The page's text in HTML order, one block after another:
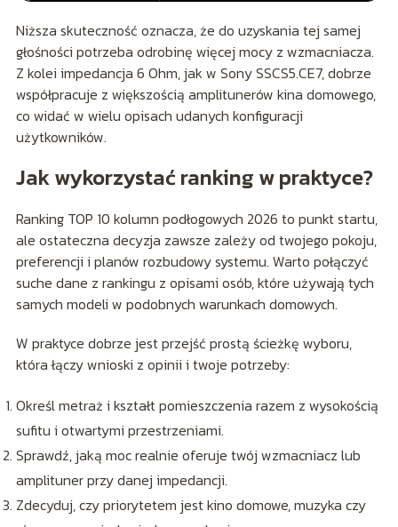
Niższa skuteczność oznacza, że do uzyskania tej samej
głośności potrzeba odrobinę więcej mocy z wzmacniacza.
Z kolei impedancja 6 Ohm, jak w Sony SSCS5.CE7, dobrze
współpracuje z większością amplitunerów kina domowego,
co widać w wielu opisach udanych konfiguracji
użytkowników.
Jak wykorzystać ranking w praktyce?
Ranking TOP 10 kolumn podłogowych 2026 to punkt startu,
ale ostateczna decyzja zawsze zależy od twojego pokoju,
preferencji i planów rozbudowy systemu. Warto połączyć
suche dane z rankingu z opisami osób, które używają tych
samych modeli w podobnych warunkach domowych.
W praktyce dobrze jest przejść prostą ścieżkę wyboru,
która łączy wnioski z opinii i twoje potrzeby:
Określ metraż i kształt pomieszczenia razem z wysokością
sufitu i otwartymi przestrzeniami.
Sprawdź, jaką moc realnie oferuje twój wzmacniacz lub
amplituner przy danej impedancji.
Zdecyduj, czy priorytetem jest kino domowe, muzyka czy